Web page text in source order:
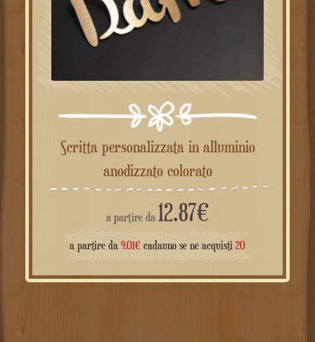
Scritta personalizzata in alluminio
anodizzato colorato
a partire da 12.87€
a partire da 9.01€ cadauno se ne acquisti20